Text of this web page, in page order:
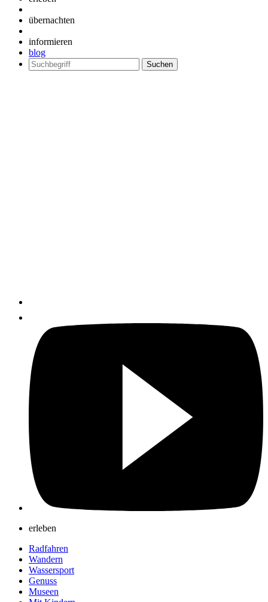
übernachten
informieren
blog
Suchen
nach:
erleben
Radfahren
Wandern
Wassersport
Genuss
Museen